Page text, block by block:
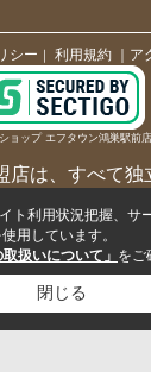
シー 利用規約 ｜
ョップ エフタウン鴻巣駅前
店は、すべて独
ト利用状況把握、サ
用しています。
取扱いについて」 をご
閉じる